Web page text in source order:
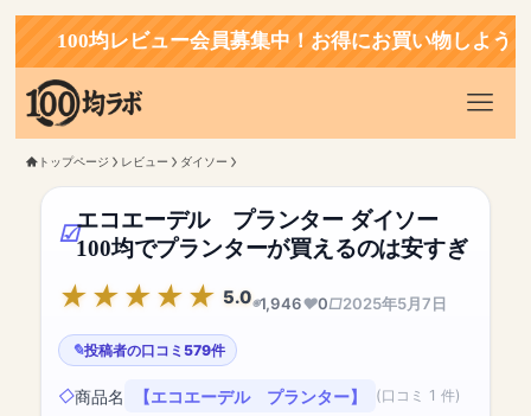
100均レビュー会員募集中！お得にお買い物しよう！
トップページ レビュー ダイソー
エコエーデル プランター ダイソー
100均でプランターが買えるのは安すぎ
5.0 1,946 0 2025年5月7日
投稿者の口コミ579件
商品名 【エコエーデル プランター】 (口コミ 1 件)